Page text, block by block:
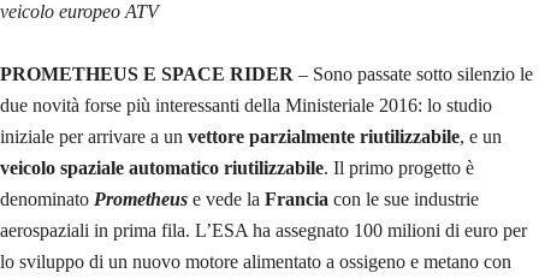
veicolo europeo ATV
PROMETHEUS E SPACE RIDER – Sono passate sotto silenzio le
due novità forse più interessanti della Ministeriale 2016: lo studio
iniziale per arrivare a un vettore parzialmente riutilizzabile, e un
veicolo spaziale automatico riutilizzabile. Il primo progetto è
denominato Prometheus e vede la Francia con le sue industrie
aerospaziali in prima fila. L’ESA ha assegnato 100 milioni di euro per
lo sviluppo di un nuovo motore alimentato a ossigeno e metano con